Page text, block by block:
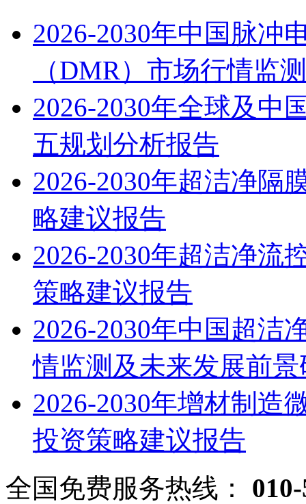
2026-2030年中国脉冲
（DMR）市场行情监
2026-2030年全球及中
五规划分析报告
2026-2030年超洁净隔
略建议报告
2026-2030年超洁净流
策略建议报告
2026-2030年中国超洁
情监测及未来发展前
2026-2030年增材制造
投资策略建议报告
全国免费服务热线：